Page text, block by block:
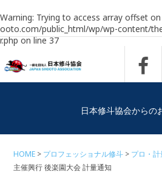
Warning: Trying to access array offset
ooto.com/public_html/wp/wp-content/
r.phpon line37
日本修斗協会からの
HOME プロフェッショナル修斗 プロ・
主催興行 後楽園大会 計量通知